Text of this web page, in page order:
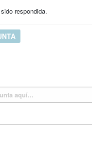
respondida.